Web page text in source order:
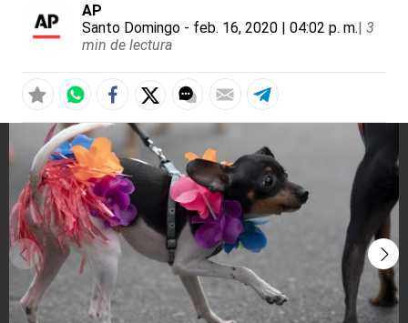
AP
Santo Domingo - feb. 16, 2020 | 04:02 p. m.| 3
min de lectura